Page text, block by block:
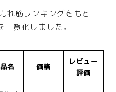
れ筋ランキングをもと
覧化しました。
名 価格
レビュー
評価